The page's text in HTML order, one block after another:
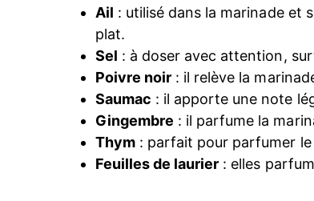
Ail : utilisé dans la marinade et
plat.
Sel : à doser avec attention,
Poivre noir : il relève la
Saumac : il apporte une note
Gingembre : il parfume la
Thym : parfait pour parfumer
Feuilles de laurier : elles